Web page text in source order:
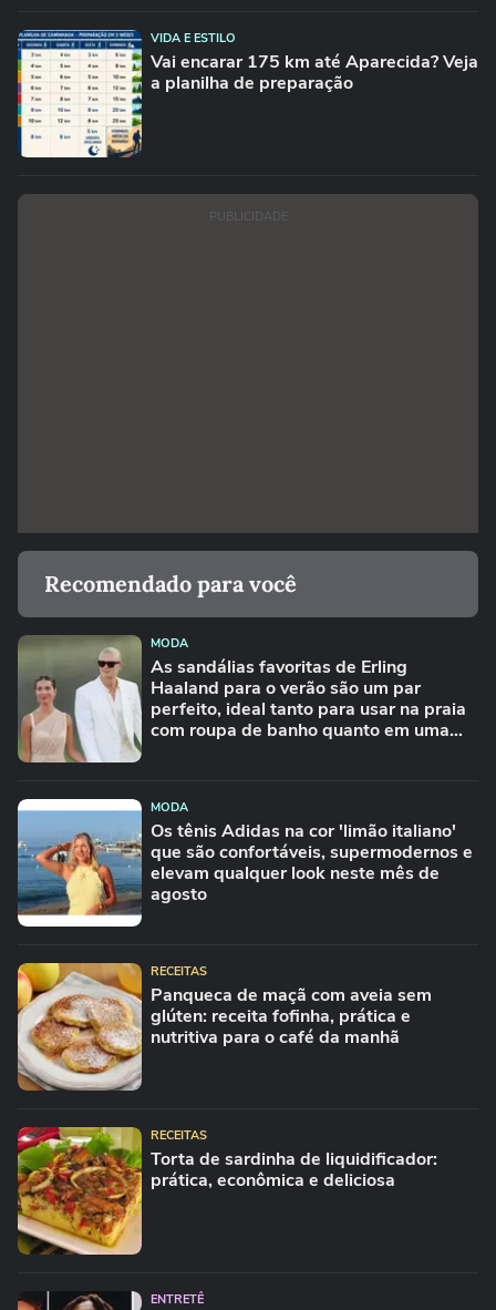
VIDA E ESTILO
Vai encarar 175 km até Aparecida? Veja
a planilha de preparação
PUBLICIDADE
Recomendado para você
MODA
As sandálias favoritas de Erling
Haaland para o verão são um par
perfeito, ideal tanto para usar na praia
com roupa de banho quanto em uma
MODA
Os tênis Adidas na cor 'limão italiano'
que são confortáveis, supermodernos e
elevam qualquer look neste mês de
agosto
RECEITAS
Panqueca de maçã com aveia sem
glúten: receita fofinha, prática e
nutritiva para o café da manhã
RECEITAS
Torta de sardinha de liquidificador:
prática, econômica e deliciosa
ENTRETÊ